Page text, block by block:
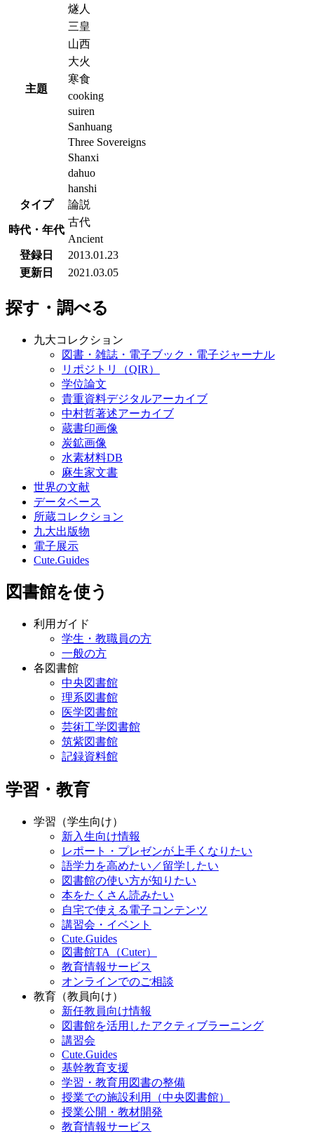
主題
燧人
三皇
山西
大火
寒食
cooking
suiren
Sanhuang
Three Sovereigns
Shanxi
dahuo
hanshi
タイプ
論説
時代・年代
古代
Ancient
登録日
2013.01.23
更新日
2021.03.05
探す・調べる
九大コレクション
図書・雑誌・電子ブック・電子ジャーナル
リポジトリ（QIR）
学位論文
貴重資料デジタルアーカイブ
中村哲著述アーカイブ
蔵書印画像
炭鉱画像
水素材料DB
麻生家文書
世界の文献
データベース
所蔵コレクション
九大出版物
電子展示
Cute.Guides
図書館を使う
利用ガイド
学生・教職員の方
一般の方
各図書館
中央図書館
理系図書館
医学図書館
芸術工学図書館
筑紫図書館
記録資料館
学習・教育
学習（学生向け）
新入生向け情報
レポート・プレゼンが上手くなりたい
語学力を高めたい／留学したい
図書館の使い方が知りたい
本をたくさん読みたい
自宅で使える電子コンテンツ
講習会・イベント
Cute.Guides
図書館TA（Cuter）
教育情報サービス
オンラインでのご相談
教育（教員向け）
新任教員向け情報
図書館を活用したアクティブラーニング
講習会
Cute.Guides
基幹教育支援
学習・教育用図書の整備
授業での施設利用（中央図書館）
授業公開・教材開発
教育情報サービス